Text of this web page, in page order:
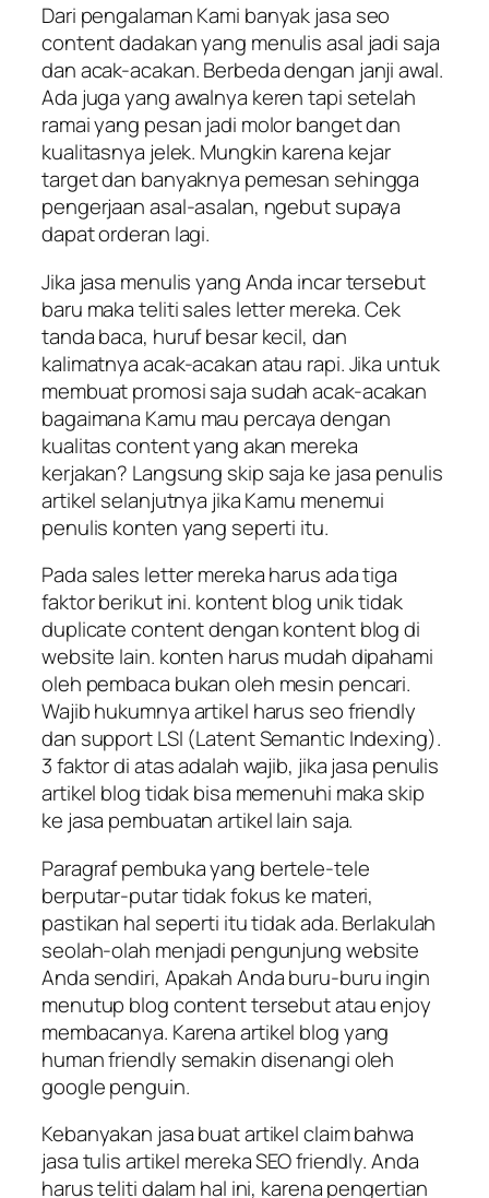
Dari pengalaman Kami banyak jasa seo
content dadakan yang menulis asal jadi saja
dan acak-acakan. Berbeda dengan janji awal.
Ada juga yang awalnya keren tapi setelah
ramai yang pesan jadi molor banget dan
kualitasnya jelek. Mungkin karena kejar
target dan banyaknya pemesan sehingga
pengerjaan asal-asalan, ngebut supaya
dapat orderan lagi.
Jika jasa menulis yang Anda incar tersebut
baru maka teliti sales letter mereka. Cek
tanda baca, huruf besar kecil, dan
kalimatnya acak-acakan atau rapi. Jika untuk
membuat promosi saja sudah acak-acakan
bagaimana Kamu mau percaya dengan
kualitas content yang akan mereka
kerjakan? Langsung skip saja ke jasa penulis
artikel selanjutnya jika Kamu menemui
penulis konten yang seperti itu.
Pada sales letter mereka harus ada tiga
faktor berikut ini. kontent blog unik tidak
duplicate content dengan kontent blog di
website lain. konten harus mudah dipahami
oleh pembaca bukan oleh mesin pencari.
Wajib hukumnya artikel harus seo friendly
dan support LSI (Latent Semantic Indexing).
3 faktor di atas adalah wajib, jika jasa penulis
artikel blog tidak bisa memenuhi maka skip
ke jasa pembuatan artikel lain saja.
Paragraf pembuka yang bertele-tele
berputar-putar tidak fokus ke materi,
pastikan hal seperti itu tidak ada. Berlakulah
seolah-olah menjadi pengunjung website
Anda sendiri, Apakah Anda buru-buru ingin
menutup blog content tersebut atau enjoy
membacanya. Karena artikel blog yang
human friendly semakin disenangi oleh
google penguin.
Kebanyakan jasa buat artikel claim bahwa
jasa tulis artikel mereka SEO friendly. Anda
harus teliti dalam hal ini, karena pengertian